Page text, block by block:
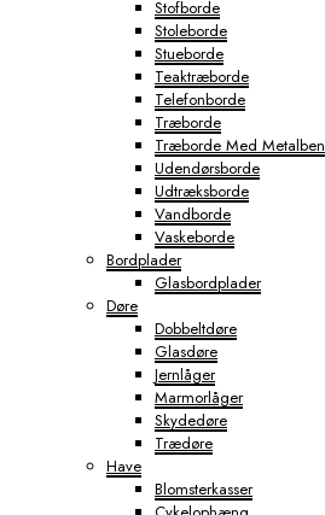
Stofborde
Stoleborde
Stueborde
Teaktræborde
Telefonborde
Træborde
Træborde Med Metalben
Udendørsborde
Udtræksborde
Vandborde
Vaskeborde
Bordplader
Glasbordplader
Døre
Dobbeltdøre
Glasdøre
Jernlåger
Marmorlåger
Skydedøre
Trædøre
Have
Blomsterkasser